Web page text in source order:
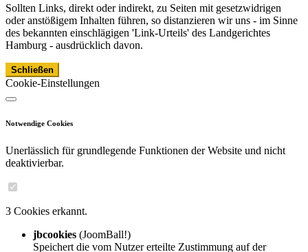
Sollten Links, direkt oder indirekt, zu Seiten mit gesetzwidrigen
oder anstößigem Inhalten führen, so distanzieren wir uns - im Sinne
des bekannten einschlägigen 'Link-Urteils' des Landgerichtes
Hamburg - ausdrücklich davon.
Schließen
Cookie-Einstellungen
Notwendige Cookies
Unerlässlich für grundlegende Funktionen der Website und nicht
deaktivierbar.
3 Cookies erkannt.
jbcookies (JoomBall!)
Speichert die vom Nutzer erteilte Zustimmung auf der